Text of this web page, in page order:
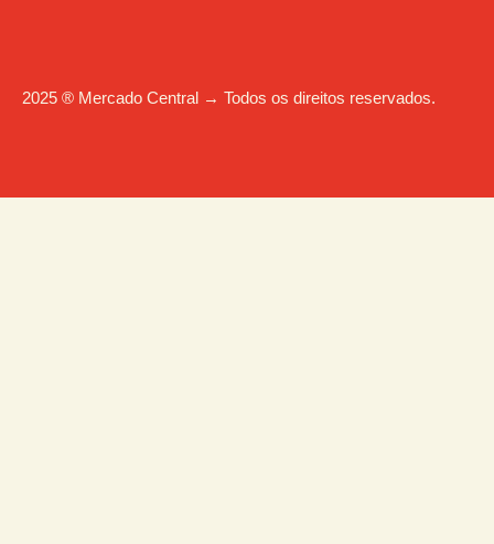
2025 ® Mercado Central → Todos os direitos reservados.